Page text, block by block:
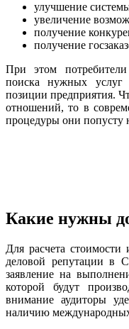
улучшение
увеличение
получение
получение
При этом
поиска нужных услуг
позиции предприятия.
отношений, то в
процедуры они попусту
Какие нужны
Для расчета
деловой репутации в
заявление на
которой будут
внимание аудиторы
наличию